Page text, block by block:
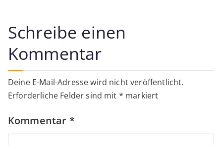
Schreibe einen
Kommentar
Deine E-Mail-Adresse wird nicht veröffentlicht.
Erforderliche Felder sind mit * markiert
Kommentar *